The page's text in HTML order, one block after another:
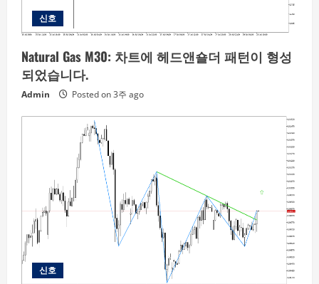
신호
Natural Gas M30: 차트에 헤드앤숄더 패턴이 형성
되었습니다.
Admin Posted on 3주 ago
신호